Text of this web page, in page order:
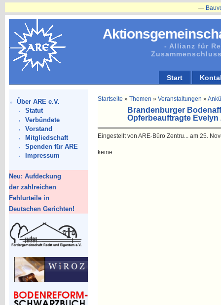
- Allianz für
Start
Über ARE e.V.
Statut
Verbündete
Vorstand
Mitgliedschaft
Spenden für ARE
Impressum
Neu: Aufdeckung
der zahlreichen
Fehlurteile in
Deutschen Gerichten!
Startseite » Themen » Veranstaltungen »
Brandenburger
Opferbeauftragte
Eingestellt von ARE-Büro Zentru... am 25.
keine